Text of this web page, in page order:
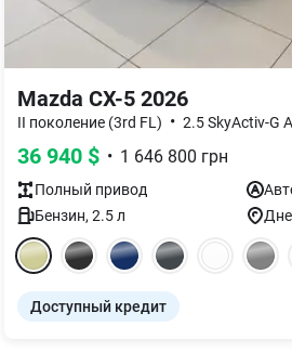
Mazda CX-5 2026
II поколение (3rd FL) • 2.5 SkyActiv-G
36 940 $ • 1 646 800 грн
Полный привод
Бензин, 2.5л
Доступный кредит